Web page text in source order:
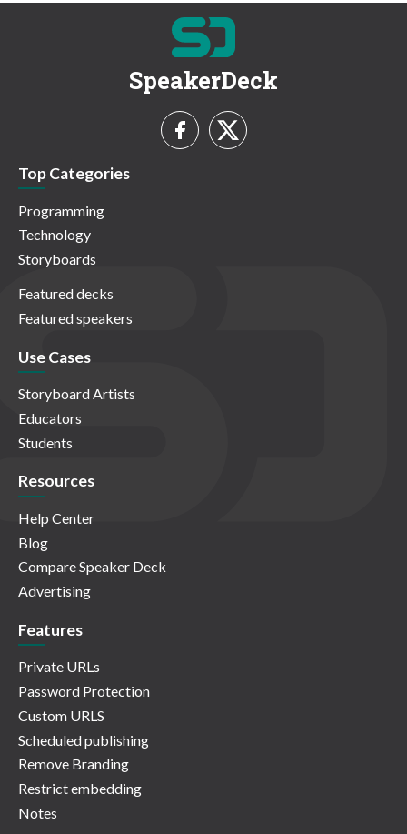
SpeakerDeck
Top Categories
Programming
Technology
Storyboards
Featured decks
Featured speakers
Use Cases
Storyboard Artists
Educators
Students
Resources
Help Center
Blog
Compare Speaker Deck
Advertising
Features
Private URLs
Password Protection
Custom URLS
Scheduled publishing
Remove Branding
Restrict embedding
Notes